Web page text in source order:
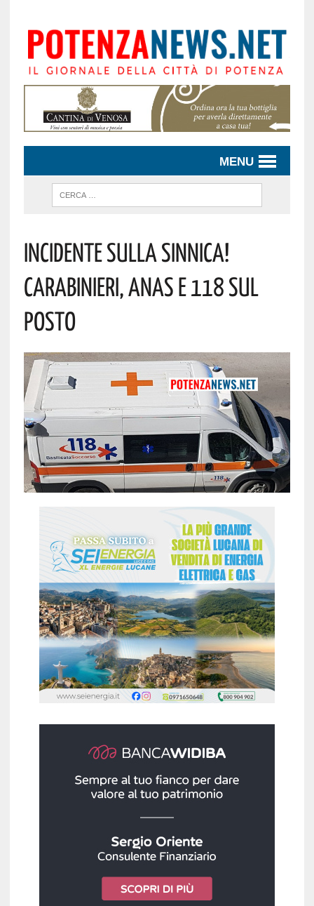
MENU
Incidente Sulla Sinnica!
Carabinieri, Anas E 118 Sul
Posto